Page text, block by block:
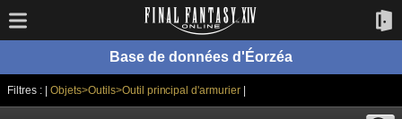
Base de données d'Éorzéa
Filtres : | Objets>Outils>Outil principal d'armurier